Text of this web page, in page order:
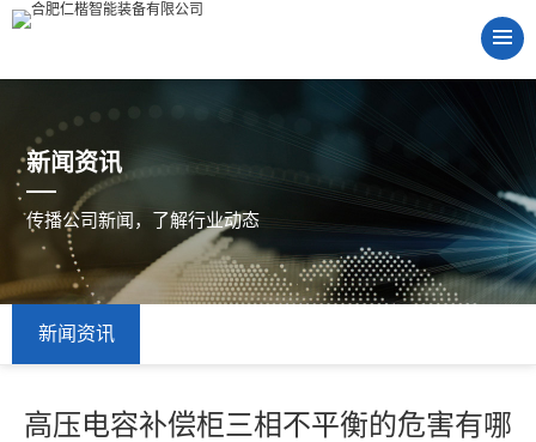
新闻资讯
传播公司新闻，了解行业动态
新闻资讯
高压电容补偿柜三相不平衡的危害有哪